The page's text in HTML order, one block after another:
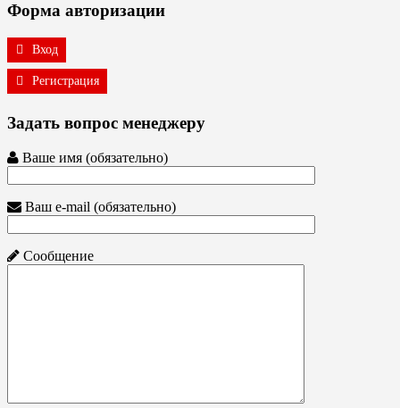
Форма авторизации
Вход
Регистрация
Задать вопрос менеджеру
Ваше имя (обязательно)
Ваш e-mail (обязательно)
Сообщение